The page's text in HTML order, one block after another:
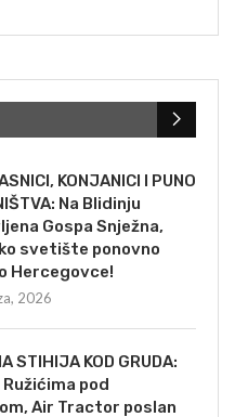
KONJANICI I PUNO
Na Blidinju
Gospa Snježna,
svetište ponovno
Hercegovce!
2026
STIHIJA KOD GRUDA:
Ružićima pod
Air Tractor poslan